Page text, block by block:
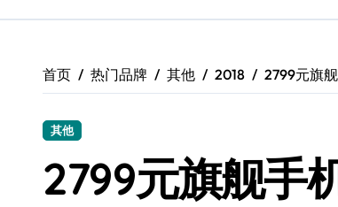
三星Galaxy C55 5G惊艳亮相！
Galaxy Z Flip6：折叠时尚，秒
S25 Ultra颜值炸裂，定制主题
首页 热门品牌 其他 2018 2799元旗
其他
2799元旗舰手